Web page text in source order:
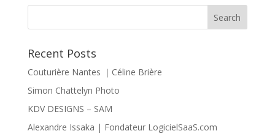
Recent Posts
Couturière Nantes ｜Céline Brière
Simon Chattelyn Photo
KDV DESIGNS – SAM
Alexandre Issaka | Fondateur LogicielSaaS.com